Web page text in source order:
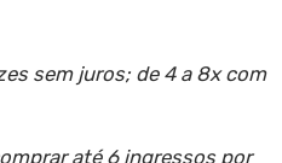
sem juros; de 4 a 8x com
até 6 ingressos por